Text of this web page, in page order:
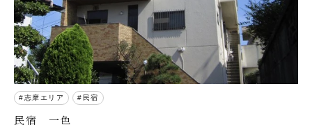
志摩エリア 民宿
民宿 一色